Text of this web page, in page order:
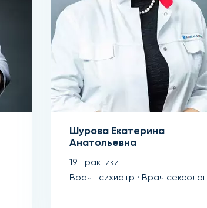
Шурова Екатерина
Анатольевна
19 практики
Врач психиатр · Врач сексолог